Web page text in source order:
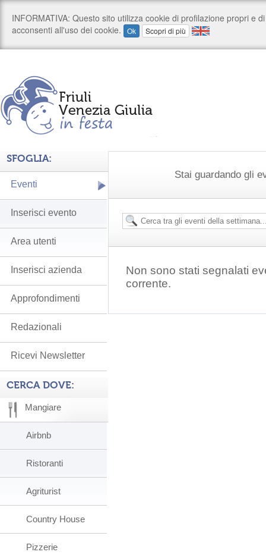
Stai guardando gli
Non sono stati segnalati
corrente.
SFOGLIA:
Eventi
Inserisci evento
Area utenti
Inserisci azienda
Approfondimenti
Redazionali
Ricevi Newsletter
CERCA DOVE:
Mangiare
Airbnb
Ristoranti
Agriturist
Country House
Pizzerie